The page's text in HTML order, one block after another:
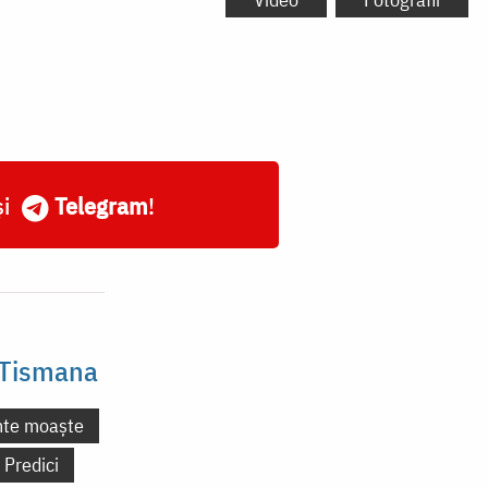
Telegram!
moaște
Predici